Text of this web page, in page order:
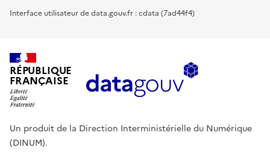
Interface utilisateur de data.gouv.fr : cdata (7ad44f4)
RÉPUBLIQUE
FRANÇAISE
Un produit de la Direction Interministérielle du Numérique
(DINUM).